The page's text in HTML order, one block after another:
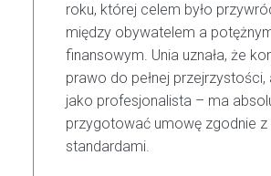
roku, której celem było
między obywatelem a
finansowym. Unia uznała, że
prawo do pełnej przejrzystości,
jako profesjonalista – ma
przygotować umowę zgodnie z
standardami.